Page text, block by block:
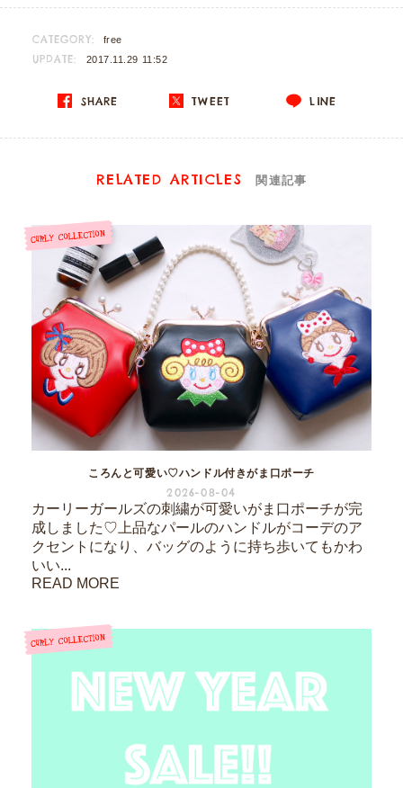
CATEGORY: free
UPDATE: 2017.11.29 11:52
SHARE TWEET LINE
RELATED ARTICLES 関連記事
ころんと可愛い♡ハンドル付きがま口ポーチ
2026-08-04
カーリーガールズの刺繍が可愛いがま口ポーチが完
成しました♡上品なパールのハンドルがコーデのア
クセントになり、バッグのように持ち歩いてもかわ
いい...
READ MORE